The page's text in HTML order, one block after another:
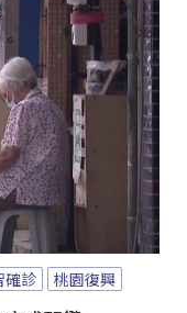
確診 桃園復興